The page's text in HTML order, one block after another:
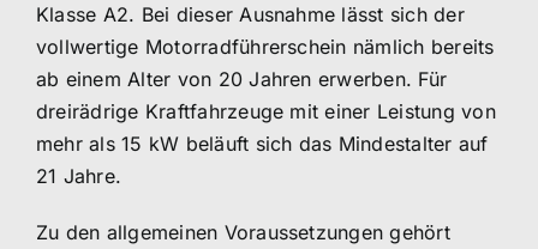
Klasse A2. Bei dieser Ausnahme lässt sich der
vollwertige Motorradführerschein nämlich bereits
ab einem Alter von 20 Jahren erwerben. Für
dreirädrige Kraftfahrzeuge mit einer Leistung von
mehr als 15 kW beläuft sich das Mindestalter auf
21 Jahre.
Zu den allgemeinen Voraussetzungen gehört